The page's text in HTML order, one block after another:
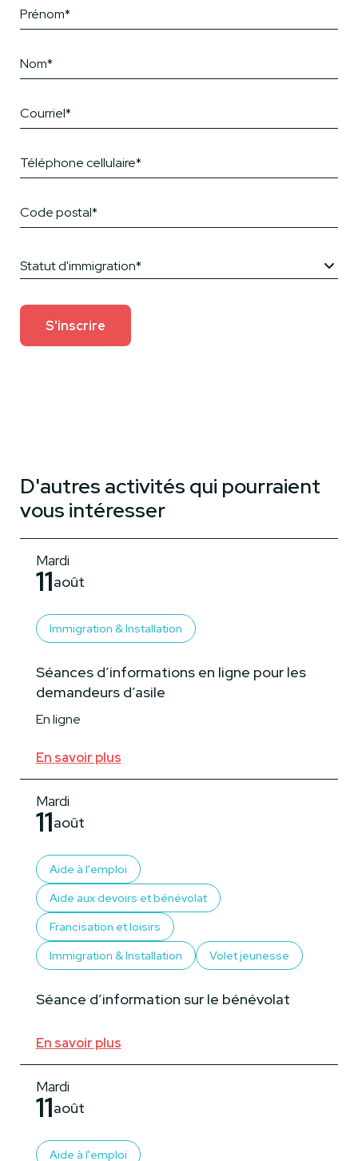
Statut d'immigration*
S'inscrire
D'autres activités qui pourraient
vous intéresser
Mardi
11août
Immigration & Installation
Séances d’informations en ligne pour les
demandeurs d’asile
En ligne
En savoir plus
Mardi
11août
Aide à l'emploi
Aide aux devoirs et bénévolat
Francisation et loisirs
Immigration & Installation
Volet jeunesse
Séance d’information sur le bénévolat
En savoir plus
Mardi
11août
Aide à l'emploi